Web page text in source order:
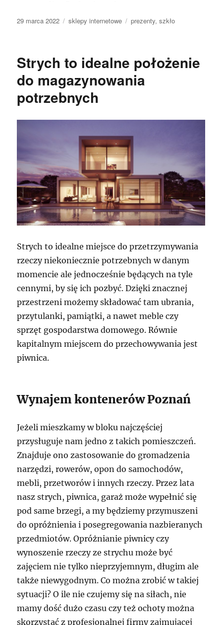
Data
29 marca 2022 Kategorie
sklepy internetowe Tagi
prezenty,szkło
Strych to idealne położenie
do magazynowania
potrzebnych
Strych to idealne miejsce do przetrzymywania
rzeczy niekoniecznie potrzebnych w danym
momencie ale jednocześnie będących na tyle
cennymi, by się ich pozbyć. Dzięki znacznej
przestrzeni możemy składować tam ubrania,
przytulanki, pamiątki, a nawet meble czy
sprzęt gospodarstwa domowego. Równie
kapitalnym miejscem do przechowywania jest
piwnica.
Wynajem kontenerów Poznań
Jeżeli mieszkamy w bloku najczęściej
przysługuje nam jedno z takich pomieszczeń.
Znajduje ono zastosowanie do gromadzenia
narzędzi, rowerów, opon do samochodów,
mebli, przetworów i innych rzeczy. Przez lata
nasz strych, piwnica, garaż może wypełnić się
pod same brzegi, a my będziemy przymuszeni
do opróżnienia i posegregowania nazbieranych
przedmiotów. Opróżnianie piwnicy czy
wynoszenie rzeczy ze strychu może być
zajęciem nie tylko nieprzyjemnym, długim ale
także niewygodnym. Co można zrobić w takiej
sytuacji? O ile nie czujemy się na siłach, nie
mamy dość dużo czasu czy też ochoty można
skorzystać z profesjonalnej firmy zajmującej